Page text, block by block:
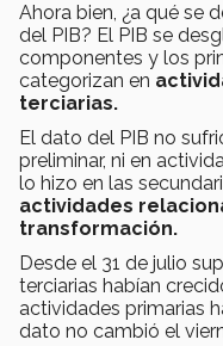
Ahora bien, ¿a qué se
del PIB? El PIB se
componentes y los
categorizan en
terciarias.
El dato del PIB no
preliminar, ni en
lo hizo en las
actividades
transformación.
Desde el 31 de julio
terciarias habían
actividades primarias
dato no cambió el